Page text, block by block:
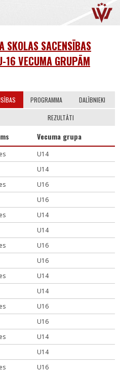
SKOLAS SACENSĪBAS
16 VECUMA GRUPĀM
PROGRAMMA DALĪBNIEKI
REZULTĀTI
Vecuma grupa
U14
U14
U16
U16
U14
U14
U16
U16
U14
U14
U16
U16
U14
U14
U16